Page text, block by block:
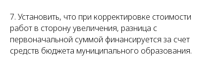
7. Установить, что при корректировке стоимости
работ в сторону увеличения, разница с
первоначальной суммой финансируется за счет
средств бюджета муниципального образования.